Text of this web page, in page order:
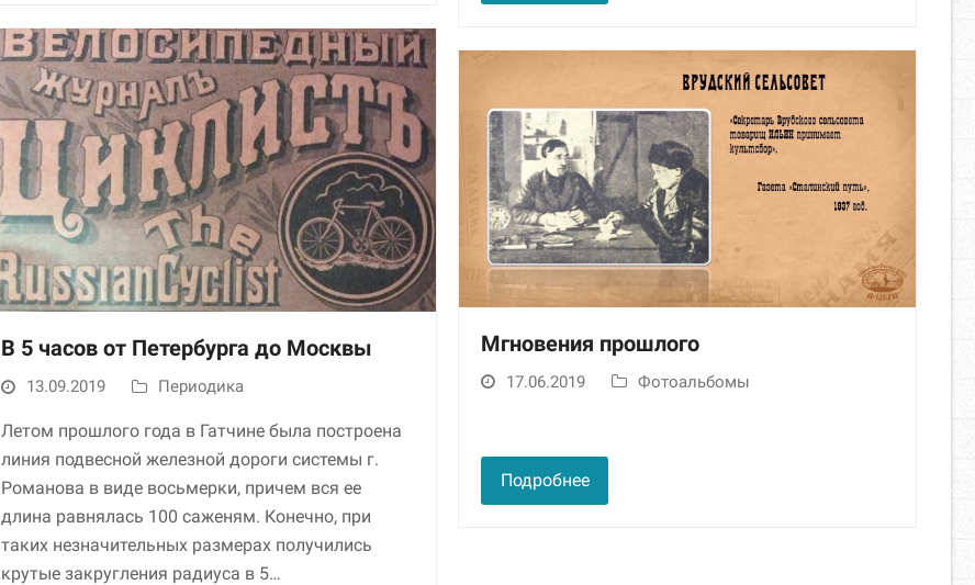
В 5 часов от Петербурга до Москвы
13.09.2019 Периодика
Летом прошлого года в Гатчине была построена
линия подвесной желез­ной дороги системы г.
Романова в виде восьмерки, причем вся ее
длина равнялась 100 саженям. Конечно, при
таких незначительных размерах получились
крутые закругления радиуса в 5…
Мгновения прошлого
17.06.2019 Фотоальбомы
Подробнее
поведении во время
посещения нашего
сайта, вы повышаете
вероятность того, что
будете получать
персонализированный
контент и
предложения.